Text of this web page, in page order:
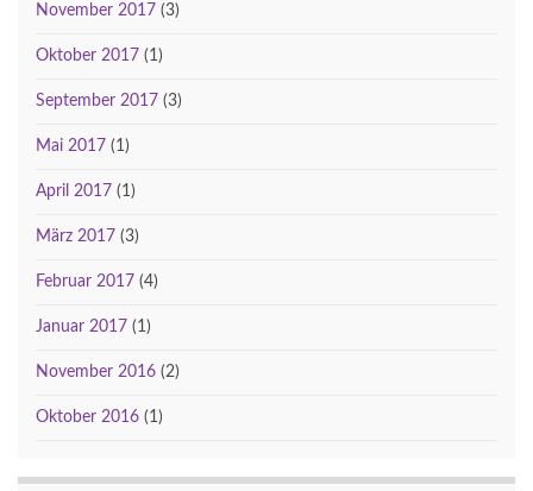
November 2017 (3)
Oktober 2017 (1)
September 2017 (3)
Mai 2017 (1)
April 2017 (1)
März 2017 (3)
Februar 2017 (4)
Januar 2017 (1)
November 2016 (2)
Oktober 2016 (1)